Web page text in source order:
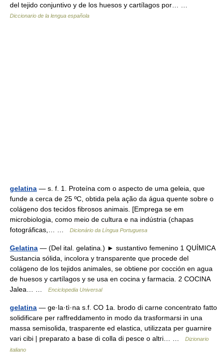
del tejido conjuntivo y de los huesos y cartílagos por… …
Diccionario de la lengua española
gelatina — s. f. 1. Proteína com o aspecto de uma geleia, que
funde a cerca de 25 ºC, obtida pela ação da água quente sobre o
colágeno dos tecidos fibrosos animais. [Emprega se em
microbiologia, como meio de cultura e na indústria (chapas
fotográficas,… …
Dicionário da Língua Portuguesa
Gelatina — (Del ital. gelatina.) ► sustantivo femenino 1 QUÍMICA
Sustancia sólida, incolora y transparente que procede del
colágeno de los tejidos animales, se obtiene por cocción en agua
de huesos y cartílagos y se usa en cocina y farmacia. 2 COCINA
Jalea… …
Enciclopedia Universal
gelatina — ge·la·tì·na s.f. CO 1a. brodo di carne concentrato fatto
solidificare per raffreddamento in modo da trasformarsi in una
massa semisolida, trasparente ed elastica, utilizzata per guarnire
vari cibi | preparato a base di colla di pesce o altri… …
Dizionario
italiano